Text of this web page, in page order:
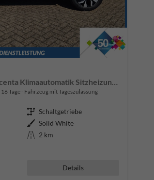
1.0 DIG-T 114PS Acenta Klimaautomatik Sitzheizung Rückf.Kamera Bluetooth Touchscreen wireless Apple CarPlay Android Auto
16 Tage Fahrzeug mit Tageszulassung
Getriebe Schaltgetriebe
Außenfarbe Solid White
Kilometerstand 2 km
Details